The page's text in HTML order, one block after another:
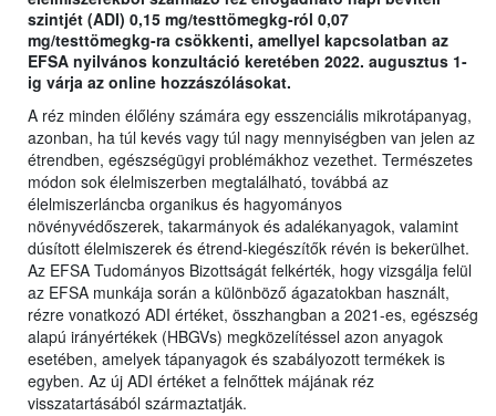
szintjét (ADI) 0,15 mg/testtömegkg-ról 0,07
mg/testtömegkg-ra csökkenti, amellyel kapcsolatban az
EFSA nyilvános konzultáció keretében 2022. augusztus 1-
ig várja az online hozzászólásokat.
A réz minden élőlény számára egy esszenciális mikrotápanyag,
azonban, ha túl kevés vagy túl nagy mennyiségben van jelen az
étrendben, egészségügyi problémákhoz vezethet. Természetes
módon sok élelmiszerben megtalálható, továbbá az
élelmiszerláncba organikus és hagyományos
növényvédőszerek, takarmányok és adalékanyagok, valamint
dúsított élelmiszerek és étrend-kiegészítők révén is bekerülhet.
Az EFSA Tudományos Bizottságát felkérték, hogy vizsgálja felül
az EFSA munkája során a különböző ágazatokban használt,
rézre vonatkozó ADI értéket, összhangban a 2021-es, egészség
alapú irányértékek (HBGVs) megközelítéssel azon anyagok
esetében, amelyek tápanyagok és szabályozott termékek is
egyben. Az új ADI értéket a felnőttek májának réz
visszatartásából származtatják.